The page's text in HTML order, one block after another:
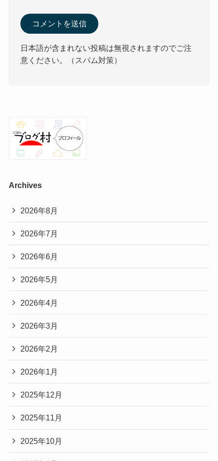
日本語が含まれない投稿は無視されますのでご注
意ください。（スパム対策）
Archives
2026年8月
2026年7月
2026年6月
2026年5月
2026年4月
2026年3月
2026年2月
2026年1月
2025年12月
2025年11月
2025年10月